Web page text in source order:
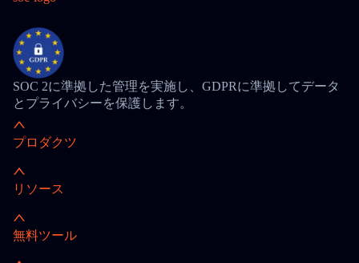
SOC 2に準拠した管理を実施し、GDPRに準拠してデータ
とプライバシーを保護します。
プロダクツ
リソース
無料ツール